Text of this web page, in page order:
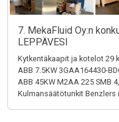
7. MekaFluid Oy:n
LEPPÄVESI
Kytkentäkaapit ja kotelot 29
ABB 7.5KW 3GAA164430-
ABB 45KW M2AA 225 SMB
Kulmansäätötunkit Benzlers